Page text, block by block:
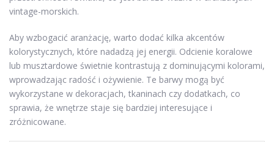
vintage-morskich.
Aby wzbogacić aranżację, warto dodać kilka akcentów
kolorystycznych, które nadadzą jej energii. Odcienie koralowe
lub musztardowe świetnie kontrastują z dominującymi kolorami,
wprowadzając radość i ożywienie. Te barwy mogą być
wykorzystane w dekoracjach, tkaninach czy dodatkach, co
sprawia, że wnętrze staje się bardziej interesujące i
zróżnicowane.